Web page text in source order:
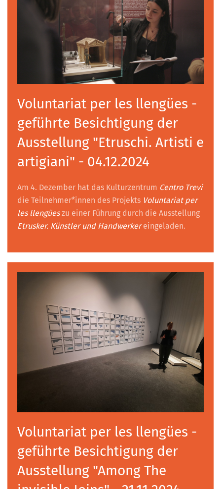
Voluntariat per les llengües -
geführte Besichtigung der
Ausstellung "Etruschi. Artisti e
artigiani" - 04.12.2024
Am 4. Dezember hat das Kulturzentrum Centro Trevi
die Teilnehmer*innen des Projekts Voluntariat per
les llengüeszu einer Führung durch die Ausstellung
Etrusker. Künstler und Handwerkereingeladen.
Voluntariat per les llengües -
geführte Besichtigung der
Ausstellung "Among The